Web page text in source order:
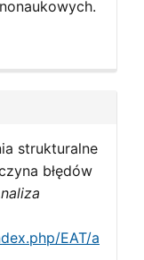
strukturalne
błędów
EAT/a